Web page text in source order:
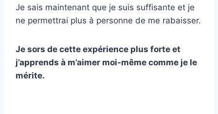
Je sais maintenant que je suis suffisante et je
ne permettrai plus à personne de me rabaisser.
Je sors de cette expérience plus forte et
j’apprends à m’aimer moi-même comme je le
mérite.